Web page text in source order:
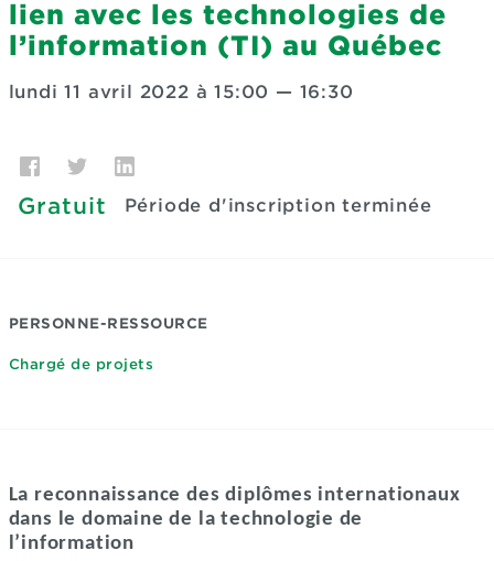
lien avec les technologies de
l’information (TI) au Québec
lundi 11 avril 2022 à 15:00 — 16:30
Gratuit Période d'inscription terminée
PERSONNE-RESSOURCE
Chargé de projets
La reconnaissance des diplômes internationaux
dans le domaine de la technologie de
l’information